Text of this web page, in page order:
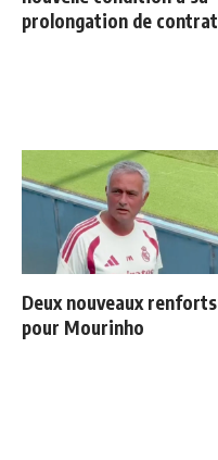
prolongation de contrat
Deux nouveaux renforts
pour Mourinho